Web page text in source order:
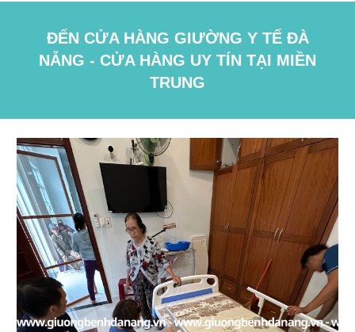
ĐẾN CỬA HÀNG GIƯỜNG Y TẾ ĐÀ
NẴNG - CỬA HÀNG UY TÍN TẠI MIỀN
TRUNG